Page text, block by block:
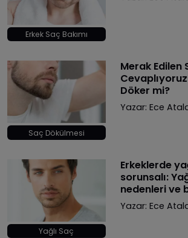
Erkek Saç Bakımı
Saç Dökülmesi
Merak Edilen
Döker mi?
Yazar: Ece
Yağlı Saç
Erkeklerde
sorunsalı:
nedenleri ve
Yazar: Ece